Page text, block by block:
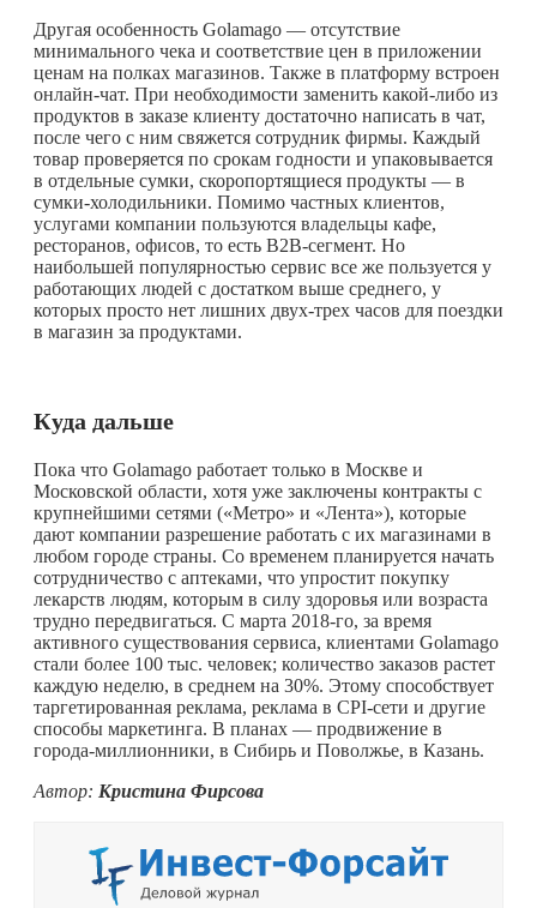
Другая особенность Golamago — отсутствие
минимального чека и соответствие цен в приложении
ценам на полках магазинов. Также в платформу встроен
онлайн-чат. При необходимости заменить какой-либо из
продуктов в заказе клиенту достаточно написать в чат,
после чего с ним свяжется сотрудник фирмы. Каждый
товар проверяется по срокам годности и упаковывается
в отдельные сумки, скоропортящиеся продукты — в
сумки-холодильники. Помимо частных клиентов,
услугами компании пользуются владельцы кафе,
ресторанов, офисов, то есть B2B-сегмент. Но
наибольшей популярностью сервис все же пользуется у
работающих людей с достатком выше среднего, у
которых просто нет лишних двух-трех часов для поездки
в магазин за продуктами.
Куда дальше
Пока что Golamago работает только в Москве и
Московской области, хотя уже заключены контракты с
крупнейшими сетями («Метро» и «Лента»), которые
дают компании разрешение работать с их магазинами в
любом городе страны. Со временем планируется начать
сотрудничество с аптеками, что упростит покупку
лекарств людям, которым в силу здоровья или возраста
трудно передвигаться. С марта 2018-го, за время
активного существования сервиса, клиентами Golamago
стали более 100 тыс. человек; количество заказов растет
каждую неделю, в среднем на 30%. Этому способствует
таргетированная реклама, реклама в CPI-сети и другие
способы маркетинга. В планах — продвижение в
города-миллионники, в Сибирь и Поволжье, в Казань.
Автор: Кристина Фирсова